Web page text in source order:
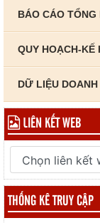
BÁO CÁO TỔNG
QUY HOẠCH-KẾ
DỮ LIỆU DOANH
LIÊN KẾT WEB
THỐNG KÊ TRUY CẬP